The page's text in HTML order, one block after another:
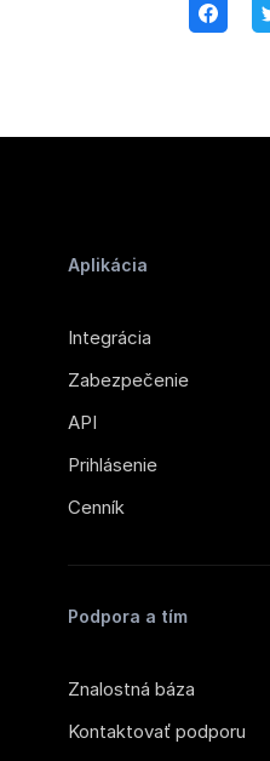
Aplikácia
Integrácia
Zabezpečenie
API
Prihlásenie
Cenník
Podpora a tím
Znalostná báza
Kontaktovať podporu